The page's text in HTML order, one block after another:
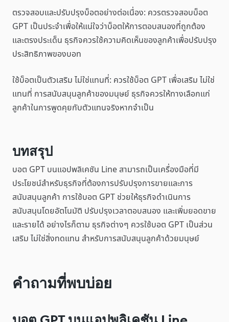
ตรวจสอบและปรับปรุงบ็อตอย่างต่อเนื่อง: ควรตรวจสอบบ็อต
GPT เป็นประจำเพื่อให้แน่ใจว่าบ็อตให้การตอบสนองที่ถูกต้อง
และตรงประเด็น ธุรกิจควรใช้ความคิดเห็นของลูกค้าเพื่อปรับปรุง
ประสิทธิภาพของบอท
ใช้บ็อตเป็นตัวเสริม ไม่ใช่แทนที่: ควรใช้บ็อต GPT เพื่อเสริม ไม่ใช่
แทนที่ การสนับสนุนลูกค้าของมนุษย์ ธุรกิจควรให้ทางเลือกแก่
ลูกค้าในการพูดคุยกับตัวแทนจริงหากจำเป็น
บทสรุป
บอต GPT บนแอปพลิเคชัน Line สามารถเป็นเครื่องมือที่มี
ประโยชน์สำหรับธุรกิจที่ต้องการปรับปรุงการขายและการ
สนับสนุนลูกค้า การใช้บอต GPT ช่วยให้ธุรกิจดำเนินการ
สนับสนุนโดยอัตโนมัติ ปรับปรุงเวลาตอบสนอง และเพิ่มยอดขาย
และรายได้ อย่างไรก็ตาม ธุรกิจต่างๆ ควรใช้บอต GPT เป็นส่วน
เสริม ไม่ใช่สิ่งทดแทน สำหรับการสนับสนุนลูกค้าด้วยมนุษย์
คำถามที่พบบ่อย